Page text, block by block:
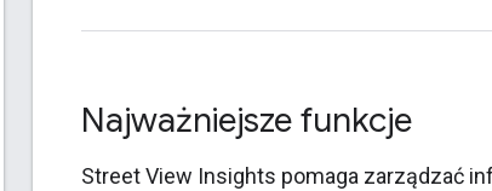
Najważniejsze funkcje
Street View Insights pomaga zarządzać